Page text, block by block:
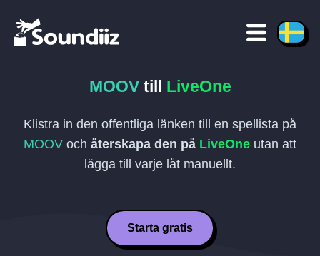
MOOVtill LiveOne
Klistra in den offentliga länken till en spellista på
MOOV och återskapa den på LiveOne utan att
lägga till varje låt manuellt.
Starta gratis